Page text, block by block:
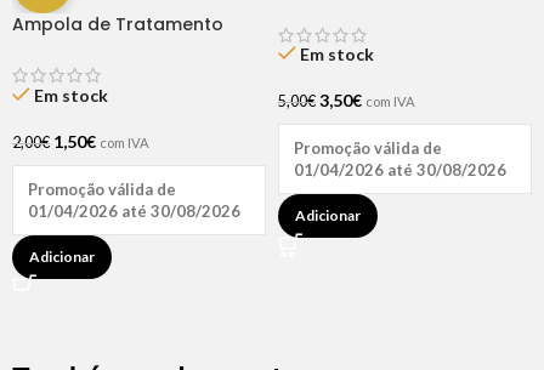
Ampola de Tratamento
Hair (1 UNIDADE)
Em stock
2,00€ 1,50€ com IVA
Promoção válida de
01/04/2026 até 30/08/2026
Adicionar
Em stock
5,00€ 3,50€ com IVA
Promoção válida de
01/04/2026 até 30/08/2026
Adicionar